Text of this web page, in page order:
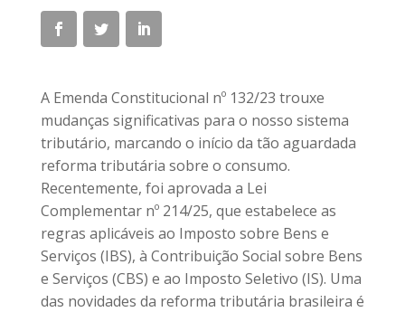
A Emenda Constitucional nº 132/23 trouxe
mudanças significativas para o nosso sistema
tributário, marcando o início da tão aguardada
reforma tributária sobre o consumo.
Recentemente, foi aprovada a Lei
Complementar nº 214/25, que estabelece as
regras aplicáveis ao Imposto sobre Bens e
Serviços (IBS), à Contribuição Social sobre Bens
e Serviços (CBS) e ao Imposto Seletivo (IS). Uma
das novidades da reforma tributária brasileira é